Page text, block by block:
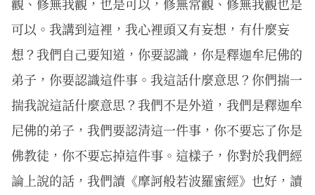
可以。我講到這裡，我心裡頭又有妄想，有什麼妄
想？我們自己要知道，你要認識，你是釋迦牟尼佛的
弟子，你要認識這件事。我這話什麼意思？你們揣一
揣我說這話什麼意思？我們不是外道，我們是釋迦牟
尼佛的弟子，我們要認清這一件事，你不要忘了你是
佛教徒，你不要忘掉這件事。這樣子，你對於我們經
論上說的話，我們讀《摩訶般若波羅蜜經》也好，讀